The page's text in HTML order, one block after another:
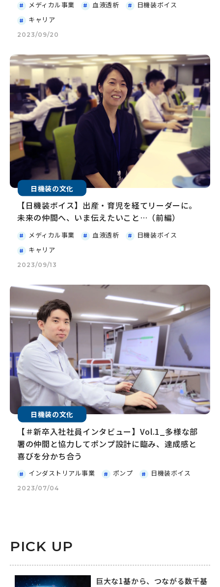
メディカル事業 血液透析
日機装ボイス
キャリア
2023/09/20
日機装の文化
【日機装ボイス】出産・育児を経てリーダーに。
未来の仲間へ、いま伝えたいこと…（前編）
メディカル事業 血液透析
日機装ボイス
キャリア
2023/09/13
日機装の文化
【＃新卒入社社員インタビュー】Vol.1_多様な部
署の仲間と協力してポンプ設計に臨み、達成感と
喜びを分かち合う
インダストリアル事業 ポンプ 日機装ボイス
2023/07/04
PICK UP
巨大な1基から、つながる数千基